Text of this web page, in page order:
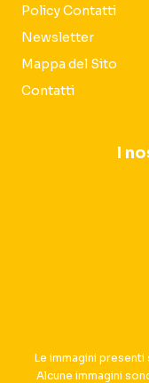
Policy Contatti
Newsletter
Mappa del Sito
Contatti
I
Le immagini presenti
Alcune immagini